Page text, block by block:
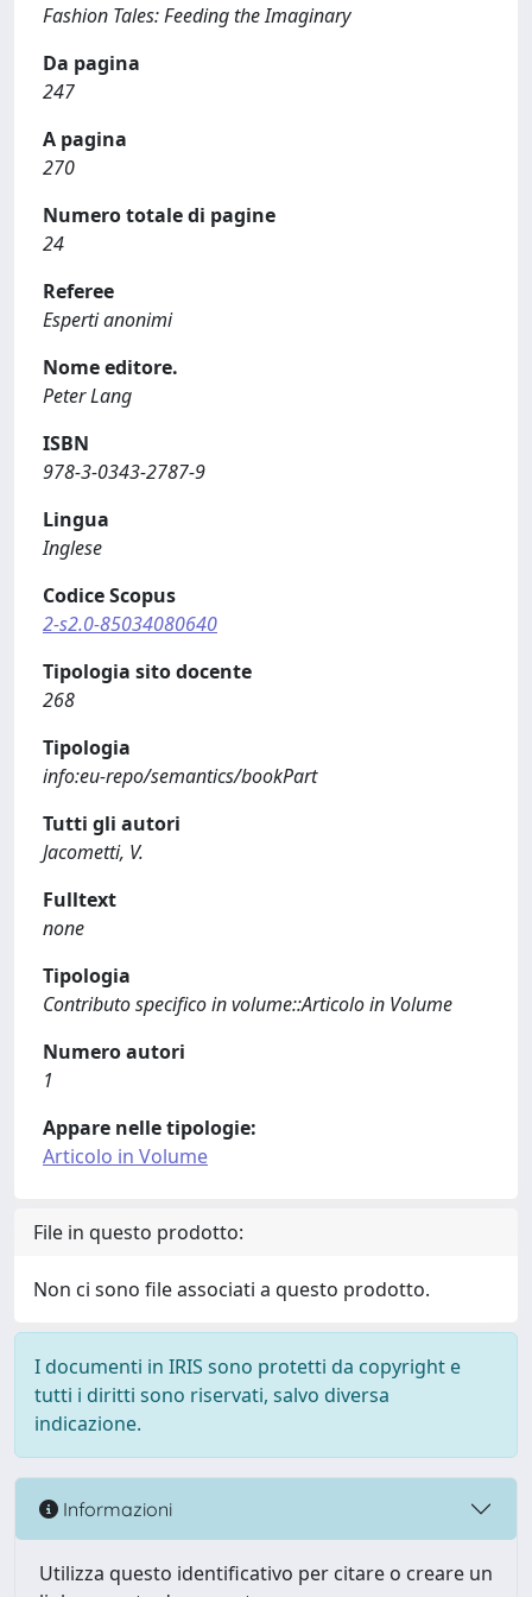
Fashion Tales: Feeding the Imaginary
Da pagina
247
A pagina
270
Numero totale di pagine
24
Referee
Esperti anonimi
Nome editore.
Peter Lang
ISBN
978-3-0343-2787-9
Lingua
Inglese
Codice Scopus
2-s2.0-85034080640
Tipologia sito docente
268
Tipologia
info:eu-repo/semantics/bookPart
Tutti gli autori
Jacometti, V.
Fulltext
none
Tipologia
Contributo specifico in volume::Articolo in Volume
Numero autori
1
Appare nelle tipologie:
Articolo in Volume
File in questo prodotto:
Non ci sono file associati a questo prodotto.
I documenti in IRIS sono protetti da copyright e
tutti i diritti sono riservati, salvo diversa
indicazione.
Informazioni
Utilizza questo identificativo per citare o creare un